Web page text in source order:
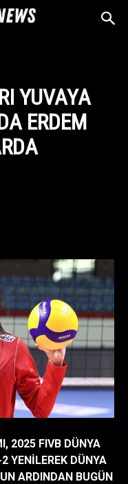
YUVAYA
ERDEM
2025 FIVB DÜNYA
YENILEREK DÜNYA
ARDINDAN BUGÜN